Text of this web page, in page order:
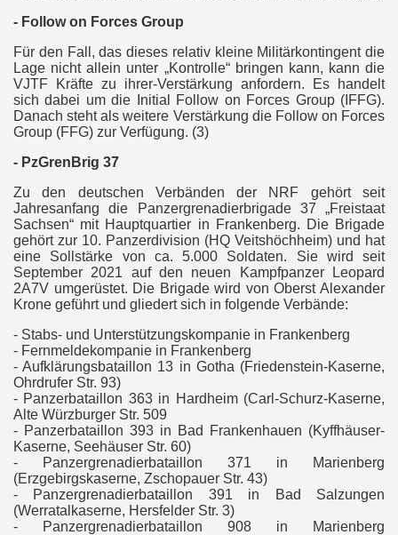
- Follow on Forces Group
Für den Fall, das dieses relativ kleine Militärkontingent die
Lage nicht allein unter „Kontrolle“ bringen kann, kann die
VJTF Kräfte zu ihrer-Verstärkung anfordern. Es handelt
sich dabei um die Initial Follow on Forces Group (IFFG).
Danach steht als weitere Verstärkung die Follow on Forces
Group (FFG) zur Verfügung. (3)
- PzGrenBrig 37
Zu den deutschen Verbänden der NRF gehört seit
Jahresanfang die Panzergrenadierbrigade 37 „Freistaat
Sachsen“ mit Hauptquartier in Frankenberg. Die Brigade
gehört zur 10. Panzerdivision (HQ Veitshöchheim) und hat
eine Sollstärke von ca. 5.000 Soldaten. Sie wird seit
September 2021 auf den neuen Kampfpanzer Leopard
2A7V umgerüstet. Die Brigade wird von Oberst Alexander
Krone geführt und gliedert sich in folgende Verbände:
- Stabs- und Unterstützungskompanie in Frankenberg
- Fernmeldekompanie in Frankenberg
- Aufklärungsbataillon 13 in Gotha (Friedenstein-Kaserne,
Ohrdrufer Str. 93)
- Panzerbataillon 363 in Hardheim (Carl-Schurz-Kaserne,
Alte Würzburger Str. 509
- Panzerbataillon 393 in Bad Frankenhauen (Kyffhäuser-
Kaserne, Seehäuser Str. 60)
- Panzergrenadierbataillon 371 in Marienberg
(Erzgebirgskaserne, Zschopauer Str. 43)
- Panzergrenadierbataillon 391 in Bad Salzungen
(Werratalkaserne, Hersfelder Str. 3)
- Panzergrenadierbataillon 908 in Marienberg